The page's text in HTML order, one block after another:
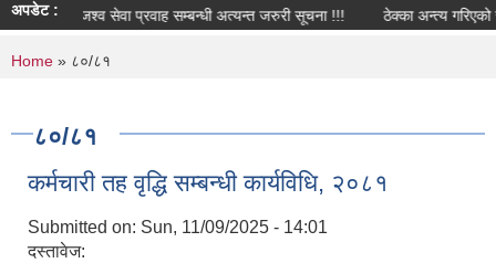
अपडेट :राजश्व सेवा प्रवाह सम्बन्धी अत्यन्त जरुरी सूचना !!! ठेक्का अन्त्य गरिएको
You are here
Home » ८०/८१
८०/८१
कर्मचारी तह वृद्धि सम्बन्धी कार्यविधि, २०८१
Submitted on: Sun, 11/09/2025 - 14:01
दस्तावेज: